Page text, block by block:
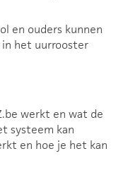
en ouders kunnen
het uurrooster
werkt en wat de
systeem kan
en hoe je het kan